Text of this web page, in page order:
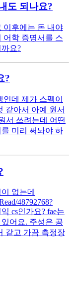
도 되나요?
이후에는 돈 내야
어학 증명서를 스
요?
?
데 제가 스펙이
같아서 아예 원서
서 쓰려는데 어떤
미리 써놔야 하
없는데
48792768?
cs인가요? fae는
어요. 주성은 공
같고 가끔 측정장